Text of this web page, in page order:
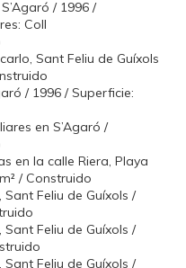
/ 1996 /
Coll
Sant Feliu de Guíxols
/ 1996 / Superficie:
en S’Agaró /
en la calle Riera, Playa
/ Construido
Feliu de Guíxols /
Feliu de Guíxols /
Feliu de Guíxols /